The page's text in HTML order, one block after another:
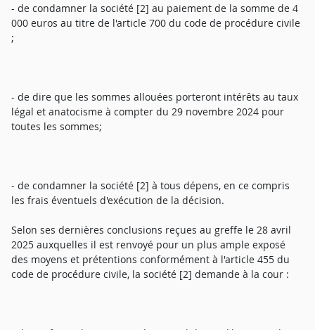
- de condamner la société [2] au paiement de la somme de 4
000 euros au titre de l'article 700 du code de procédure civile
;
- de dire que les sommes allouées porteront intérêts au taux
légal et anatocisme à compter du 29 novembre 2024 pour
toutes les sommes;
- de condamner la société [2] à tous dépens, en ce compris
les frais éventuels d'exécution de la décision.
Selon ses dernières conclusions reçues au greffe le 28 avril
2025 auxquelles il est renvoyé pour un plus ample exposé
des moyens et prétentions conformément à l'article 455 du
code de procédure civile, la société [2] demande à la cour :